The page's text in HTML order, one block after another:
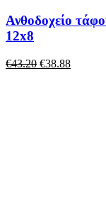
Ανθοδοχείο
12x8
€43.20 €38.88